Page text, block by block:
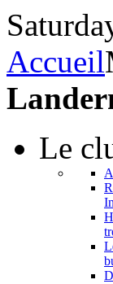
Accueil
Le